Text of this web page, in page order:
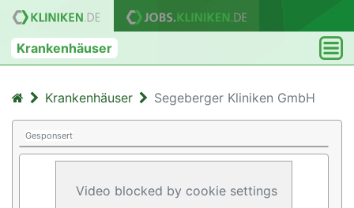
Krankenhäuser
Krankenhäuser Segeberger Kliniken GmbH
Gesponsert
Video blocked by cookie settings